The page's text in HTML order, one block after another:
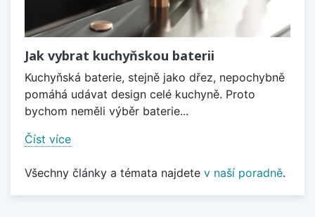
Jak vybrat kuchyňskou baterii
Kuchyňská baterie, stejně jako dřez, nepochybně
pomáhá udávat design celé kuchyně. Proto
bychom neměli výběr baterie...
Číst více
Všechny články a témata najdete v naší poradně.